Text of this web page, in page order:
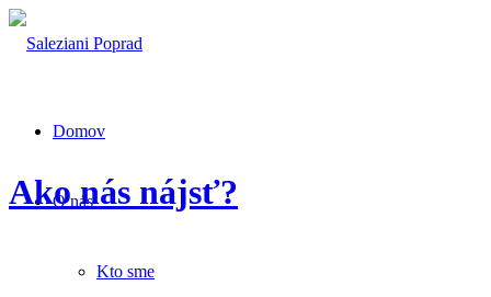
Domov
O nás
Kto sme
Ako nás nájsť?